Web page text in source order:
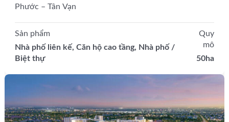
Phước – Tân Vạn
Sản phẩm
Nhà phố liên kế, Căn hộ cao tầng, Nhà phố /
Biệt thự
Quy
mô
50ha